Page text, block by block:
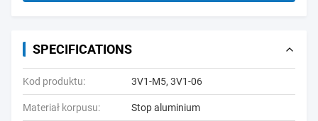
SPECIFICATIONS
Kod produktu: 3V1-M5, 3V1-06
Materiał korpusu: Stop aluminium